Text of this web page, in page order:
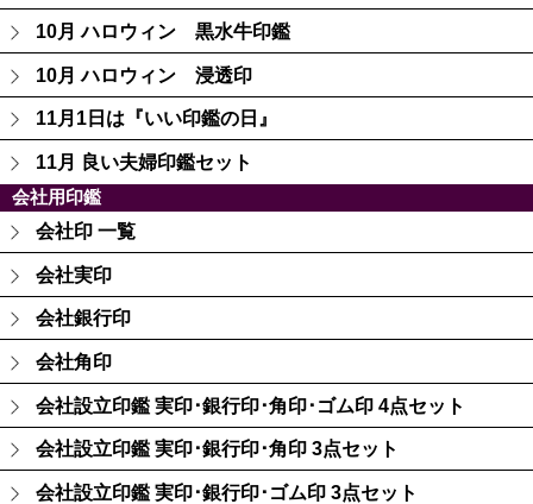
10月 ハロウィン 黒水牛印鑑
10月 ハロウィン 浸透印
11月1日は『いい印鑑の日』
11月 良い夫婦印鑑セット
会社用印鑑
会社印 一覧
会社実印
会社銀行印
会社角印
会社設立印鑑 実印･銀行印･角印･ゴム印 4点セット
会社設立印鑑 実印･銀行印･角印 3点セット
会社設立印鑑 実印･銀行印･ゴム印 3点セット